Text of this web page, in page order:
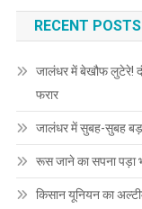
RECENT POSTS
जालंधर में बेखौफ लुटेरे!
फरार
जालंधर में सुबह-सुबह
रूस जाने का सपना पड़ा
किसान यूनियन का